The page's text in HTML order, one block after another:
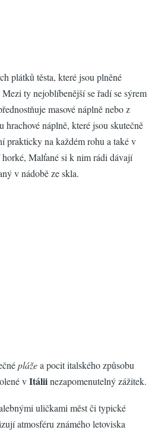
plátků těsta, které jsou plněné
ty nejoblíbenější se řadí se sýrem
masové náplně nebo z
náplně, které jsou skutečně
prakticky na každém rohu a také v
Malťané si k nim rádi dávají
v nádobě ze skla.
plážea pocit italského způsobu
vItáliinezapomenutelný zážitek.‭
uličkami měst či typické
atmosféru známého letoviska